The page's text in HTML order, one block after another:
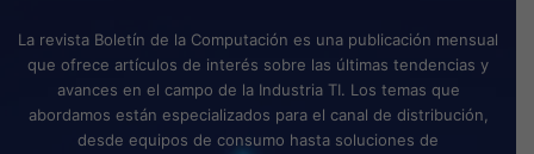
La revista Boletín de la Computación es una publicación mensual
que ofrece artículos de interés sobre las últimas tendencias y
avances en el campo de la Industria TI. Los temas que
abordamos están especializados para el canal de distribución,
desde equipos de consumo hasta soluciones de